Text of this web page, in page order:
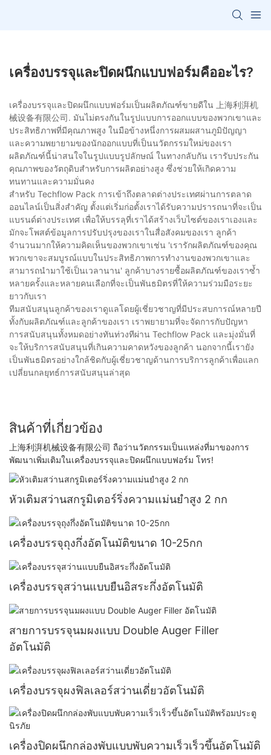
เครื่องบรรจุและปิดผนึกแบบฟอร์มคืออะไร?
เครื่องบรรจุและปิดผนึกแบบฟอร์มเป็นผลิตภัณฑ์ขายดีใน ​​上海利湃机
械设备有限公司. มันไม่ตรงกันในรูปแบบการออกแบบของพวกเขาและ
ประสิทธิภาพที่มีคุณภาพสูง ในมือข้างหนึ่งการผสมผสานภูมิปัญญา
และความพยายามของนักออกแบบที่เป็นนวัตกรรมใหม่ของเรา
ผลิตภัณฑ์นี้น่าสนใจในรูปแบบรูปลักษณ์ ในทางกลับกัน เรารับประกัน
คุณภาพของวัตถุดิบสำหรับการผลิตอย่างสูง ซึ่งช่วยให้เกิดความ
ทนทานและความมั่นคง
สำหรับ Techflow Pack การเข้าถึงตลาดต่างประเทศผ่านการตลาด
ออนไลน์เป็นสิ่งสำคัญ ตั้งแต่เริ่มก่อตั้งเราได้รับความปรารถนาที่จะเป็น
แบรนด์ต่างประเทศ เพื่อให้บรรลุที่เราได้สร้างเว็บไซต์ของเราเองและ
มักจะโพสต์ข้อมูลการปรับปรุงของเราในสื่อสังคมของเรา ลูกค้า
จำนวนมากให้ความคิดเห็นของพวกเขาเช่น 'เรารักผลิตภัณฑ์ของคุณ
พวกเขาจะสมบูรณ์แบบในประสิทธิภาพการทำงานของพวกเขาและ
สามารถนำมาใช้เป็นเวลานาน' ลูกค้าบางรายซื้อผลิตภัณฑ์ของเราซ้ำ
หลายครั้งและหลายคนเลือกที่จะเป็นพันธมิตรที่ให้ความร่วมมือระยะ
ยาวกับเรา
ทีมสนับสนุนลูกค้าของเราดูแลโดยผู้เชี่ยวชาญที่มีประสบการณ์หลายปี
ทั้งกับผลิตภัณฑ์และลูกค้าของเรา เราพยายามที่จะจัดการกับปัญหา
การสนับสนุนทั้งหมดอย่างทันท่วงทีผ่าน Techflow Pack และมุ่งมั่นที่
จะให้บริการสนับสนุนที่เกินความคาดหวังของลูกค้า นอกจากนี้เรายัง
เป็นพันธมิตรอย่างใกล้ชิดกับผู้เชี่ยวชาญด้านการบริการลูกค้าเพื่อแลก
เปลี่ยนกลยุทธ์การสนับสนุนล่าสุด
สินค้าที่เกี่ยวข้อง
上海利湃机械设备有限公司 ถือว่านวัตกรรมเป็นแหล่งที่มาของการ
พัฒนาเพิ่มเติมในเครื่องบรรจุและปิดผนึกแบบฟอร์ม โทร!
หัวเติมสว่านสกรูมิเตอร์ริ่งความแม่นยำสูง 2 กก
เครื่องบรรจุถุงกึ่งอัตโนมัติขนาด 10-25กก
เครื่องบรรจุสว่านแบบยืนอิสระกึ่งอัตโนมัติ
สายการบรรจุนมผงแบบ Double Auger Filler
อัตโนมัติ
เครื่องบรรจุผงฟิลเลอร์สว่านเดี่ยวอัตโนมัติ
เครื่องปิดผนึกกล่องพับแบบพับความเร็วเร็วขึ้นอัตโนมัติ